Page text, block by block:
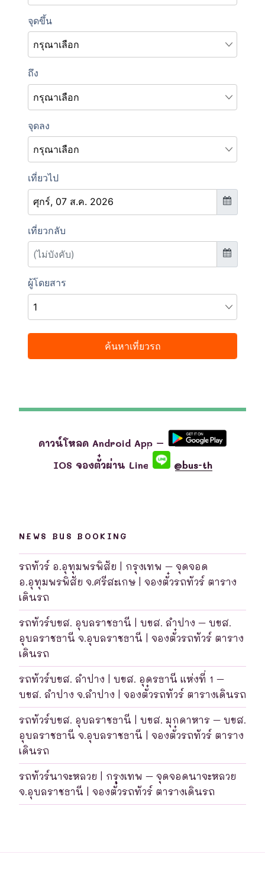
ดาวน์โหลด Android App –
IOS จองตั๋วผ่าน Line
@bus-th
NEWS BUS BOOKING
รถทัวร์ อ.อุทุมพรพิสัย | กรุงเทพ – จุดจอด
อ.อุทุมพรพิสัย จ.ศรีสะเกษ | จองตั๋วรถทัวร์ ตาราง
เดินรถ
รถทัวร์บขส. อุบลราชธานี | บขส. ลำปาง – บขส.
อุบลราชธานี จ.อุบลราชธานี | จองตั๋วรถทัวร์ ตาราง
เดินรถ
รถทัวร์บขส. ลำปาง | บขส. อุดรธานี แห่งที่ 1 –
บขส. ลำปาง จ.ลำปาง | จองตั๋วรถทัวร์ ตารางเดินรถ
รถทัวร์บขส. อุบลราชธานี | บขส. มุกดาหาร – บขส.
อุบลราชธานี จ.อุบลราชธานี | จองตั๋วรถทัวร์ ตาราง
เดินรถ
รถทัวร์นาจะหลวย | กรุงเทพ – จุดจอดนาจะหลวย
จ.อุบลราชธานี | จองตั๋วรถทัวร์ ตารางเดินรถ